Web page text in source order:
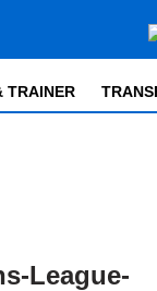
TRAINER
League-